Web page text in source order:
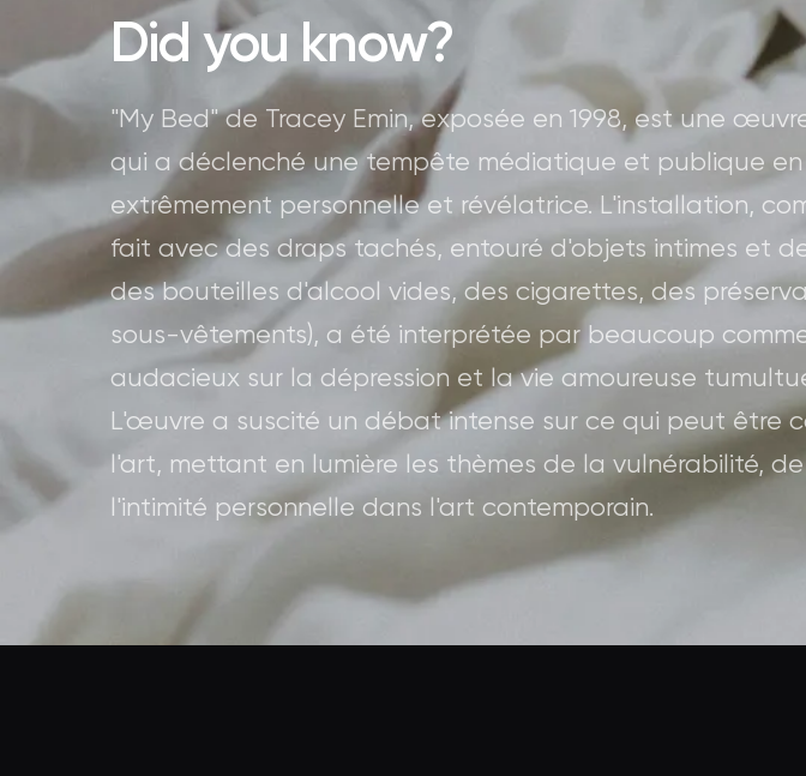
Did you know?
"My Bed" de Tracey Emin, exposée en 1998, est une
qui a déclenché une tempête médiatique et publique en
extrêmement personnelle et révélatrice. L'installation,
fait avec des draps tachés, entouré d'objets intimes et
des bouteilles d'alcool vides, des cigarettes, des
sous-vêtements), a été interprétée par beaucoup
audacieux sur la dépression et la vie amoureuse
L'œuvre a suscité un débat intense sur ce qui peut être
l'art, mettant en lumière les thèmes de la vulnérabilité,
l'intimité personnelle dans l'art contemporain.